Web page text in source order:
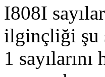
I808I
ilginçliği şu
1